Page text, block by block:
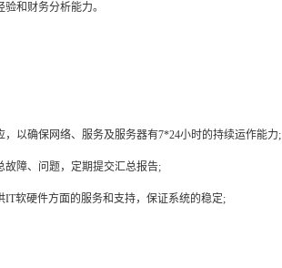
和财务分析能力。
以确保网络、服务及服务器有7*24小时的持续运作能力;
故障、问题，定期提交汇总报告;
软硬件方面的服务和支持，保证系统的稳定;